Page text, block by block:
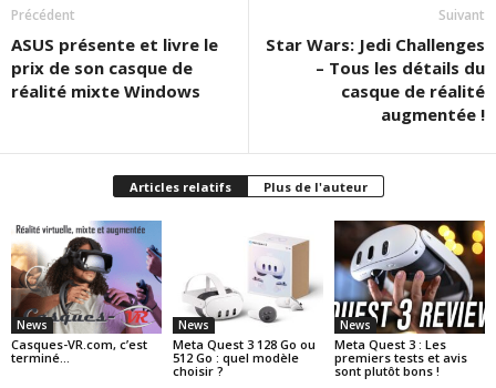
Précédent
ASUS présente et livre le
prix de son casque de
réalité mixte Windows
Suivant
Star Wars: Jedi Challenges
– Tous les détails du
casque de réalité
augmentée !
Articles relatifs Plus de l'auteur
News
Casques-VR.com, c’est
terminé…
News
Meta Quest 3 128 Go ou
512 Go : quel modèle
choisir ?
News
Meta Quest 3 : Les
premiers tests et avis
sont plutôt bons !